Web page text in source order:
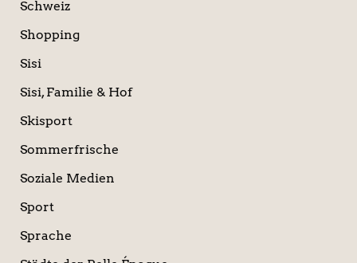
Schweiz
Shopping
Sisi
Sisi, Familie & Hof
Skisport
Sommerfrische
Soziale Medien
Sport
Sprache